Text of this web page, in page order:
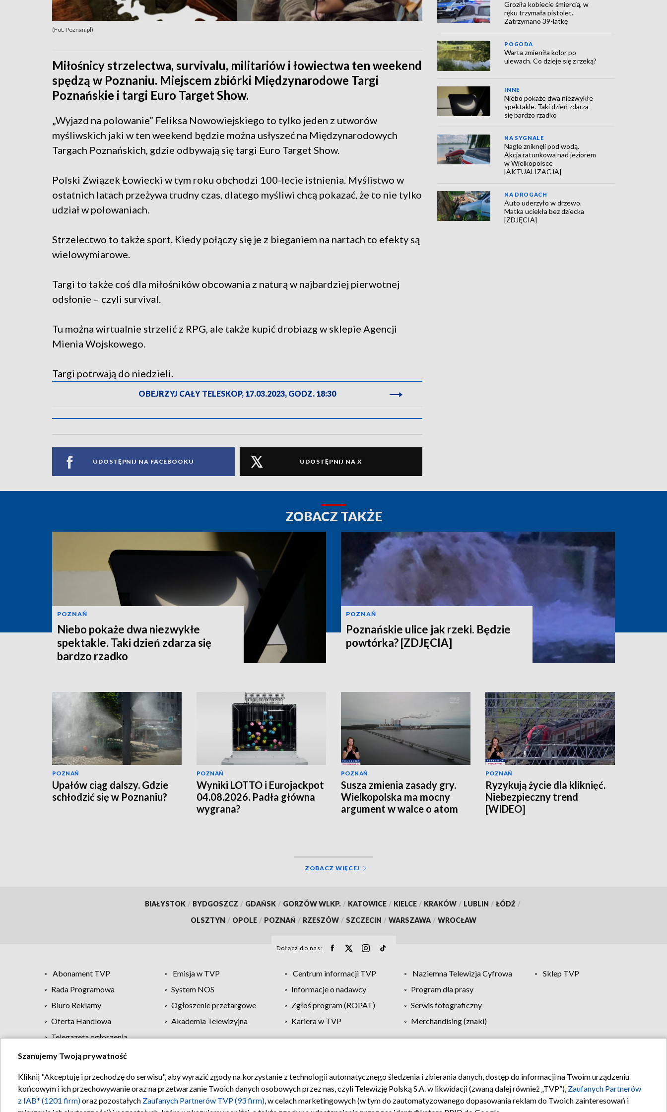
(Fot. Poznan.pl)
Miłośnicy strzelectwa, survivalu, militariów i łowiectwa ten weekend
spędzą w Poznaniu. Miejscem zbiórki Międzynarodowe Targi
Poznańskie i targi Euro Target Show.
„Wyjazd na polowanie” Feliksa Nowowiejskiego to tylko jeden z utworów
myśliwskich jaki w ten weekend będzie można usłyszeć na Międzynarodowych
Targach Poznańskich, gdzie odbywają się targi Euro Target Show.
Polski Związek Łowiecki w tym roku obchodzi 100-lecie istnienia. Myślistwo w
ostatnich latach przeżywa trudny czas, dlatego myśliwi chcą pokazać, że to nie tylko
udział w polowaniach.
Strzelectwo to także sport. Kiedy połączy się je z bieganiem na nartach to efekty są
wielowymiarowe.
Targi to także coś dla miłośników obcowania z naturą w najbardziej pierwotnej
odsłonie – czyli survival.
Tu można wirtualnie strzelić z RPG, ale także kupić drobiazg w sklepie Agencji
Mienia Wojskowego.
Targi potrwają do niedzieli.
OBEJRZYJ CAŁY TELESKOP, 17.03.2023, GODZ. 18:30
UDOSTĘPNIJ NA FACEBOOKU UDOSTĘPNIJ NA X
Groziła kobiecie śmiercią, w
ręku trzymała pistolet.
Zatrzymano 39-latkę
POGODA
Warta zmieniła kolor po
ulewach. Co dzieje się z rzeką?
INNE
Niebo pokaże dwa niezwykłe
spektakle. Taki dzień zdarza
się bardzo rzadko
NA SYGNALE
Nagle zniknęli pod wodą.
Akcja ratunkowa nad jeziorem
w Wielkopolsce
[AKTUALIZACJA]
NA DROGACH
Auto uderzyło w drzewo.
Matka uciekła bez dziecka
[ZDJĘCIA]
ZOBACZ TAKŻE
POZNAŃ
Niebo pokaże dwa niezwykłe
spektakle. Taki dzień zdarza się
bardzo rzadko
POZNAŃ
Poznańskie ulice jak rzeki. Będzie
powtórka? [ZDJĘCIA]
POZNAŃ
Upałów ciąg dalszy. Gdzie
schłodzić się w Poznaniu?
POZNAŃ
Wyniki LOTTO i Eurojackpot
04.08.2026. Padła główna
wygrana?
POZNAŃ
Susza zmienia zasady gry.
Wielkopolska ma mocny
argument w walce o atom
POZNAŃ
Ryzykują życie dla kliknięć.
Niebezpieczny trend
[WIDEO]
ZOBACZ WIĘCEJ
BIAŁYSTOK / BYDGOSZCZ / GDAŃSK / GORZÓW WLKP. / KATOWICE / KIELCE / KRAKÓW / LUBLIN / ŁÓDŹ /
OLSZTYN / OPOLE / POZNAŃ / RZESZÓW / SZCZECIN / WARSZAWA / WROCŁAW
Dołącz do nas:
Abonament TVP Emisja w TVP Centrum informacji TVP Naziemna Telewizja Cyfrowa
Sklep TVP
Rada Programowa
System NOS Informacje o nadawcy
Program dla prasy
Biuro Reklamy
Ogłoszenie przetargowe Zgłoś program (ROPAT)
Serwis fotograficzny
Oferta Handlowa
Akademia Telewizyjna Kariera w TVP
Merchandising (znaki)
Telegazeta ogłoszenia
Regulamin TVP Polityka prywatności Moje zgody Pomoc Biuro reklamy Kontakt
Szanujemy Twoją prywatność
Kliknij "Akceptuję i przechodzę do serwisu", aby wyrazić zgody na korzystanie z technologii automatycznego śledzenia i zbierania danych, dostęp do informacji na Twoim urządzeniu
końcowym i ich przechowywanie oraz na przetwarzanie Twoich danych osobowych przez nas, czyli Telewizję Polską S.A. w likwidacji (zwaną dalej również „TVP”), Zaufanych Partnerów
z IAB* (1201 firm)oraz pozostałych Zaufanych Partnerów TVP (93 firm), w celach marketingowych (w tym do zautomatyzowanego dopasowania reklam do Twoich zainteresowań i